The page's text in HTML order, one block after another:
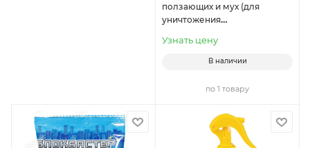
ползающих и мух (для
уничтожения
х12
Узнать цену
В наличии
по 1 товару